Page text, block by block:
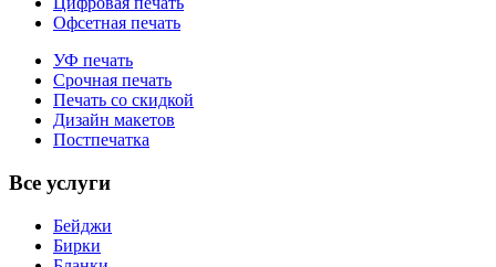
Офсетная печать
УФ печать
Срочная печать
Печать со скидкой
Дизайн макетов
Постпечатка
Все услуги
Бейджи
Бирки